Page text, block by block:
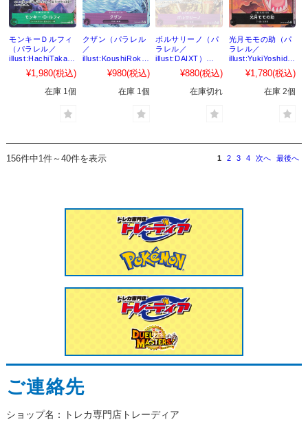
モンキーＤルフィ
（パラレル／
illust:HachiTakas
hi）【R】
｛OP16-034｝
¥1,980(税込)
在庫 1個
クザン（パラレル
／
illust:KoushiRoku
shiro）【R】
｛OP16-063｝
¥980(税込)
在庫 1個
ボルサリーノ（パ
ラレル／
illust:DAIXT）
【R】｛OP16-
¥880(税込)
在庫切れ
光月モモの助（パ
ラレル／
illust:YukiYoshida
）【R】｛OP16-
085｝¥1,780(税込)
在庫 2個
156件中1件～40件を表示 1 2 3 4 次へ 最後へ
ご連絡先
ショップ名：トレカ専門店トレーディア